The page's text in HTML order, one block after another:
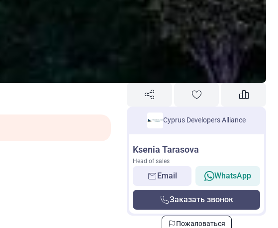
Cyprus Developers Alliance
Ksenia Tarasova
Head of sales
Email WhatsApp
Заказать звонок
Пожаловаться